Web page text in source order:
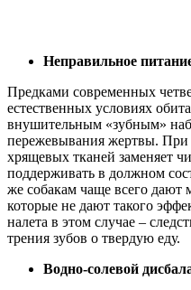
Неправильное
Предками современных
естественных условиях
внушительным «зубным»
пережевывания жертвы. При
хрящевых тканей заменяет
поддерживать в должном
же собакам чаще всего дают
которые не дают такого
налета в этом случае –
трения зубов о твердую еду.
Водно-солевой